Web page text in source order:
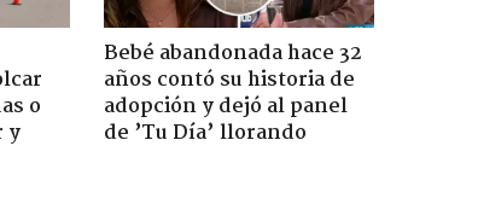
o
y
Bebé abandonada hace 32
años contó su historia de
adopción y dejó al panel
de ’Tu Día’ llorando